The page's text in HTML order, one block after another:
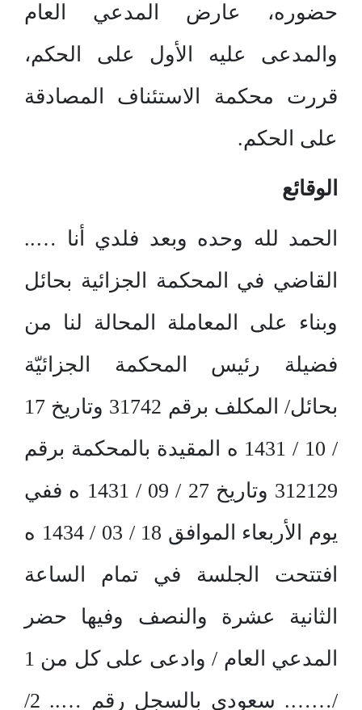
حضوره، عارض المدعي العام
والمدعى عليه الأول على الحكم،
قررت محكمة الاستئناف المصادقة
على الحكم.
الوقائع
الحمد لله وحده وبعد فلدي أنا …..
القاضي في المحكمة الجزائية بحائل
وبناء على المعاملة المحالة لنا من
فضيلة رئيس المحكمة الجزائيّة
بحائل/ المكلف برقم 31742 وتاريخ 17
/ 10 / 1431 ه المقيدة بالمحكمة برقم
312129 وتاريخ 27 / 09 / 1431 ه ففي
يوم الأربعاء الموافق 18 / 03 / 1434 ه
افتتحت الجلسة في تمام الساعة
الثانية عشرة والنصف وفيها حضر
المدعي العام / وادعى على كل من 1
/……. سعودي بالسجل رقم ….. 2/